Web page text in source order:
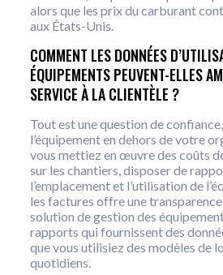
alors que les prix du carburant
aux États-Unis.
COMMENT LES DONNÉES
ÉQUIPEMENTS PEUVENT-ELLES
SERVICE À LA CLIENTÈLE ?
Tout est une question de
l’équipement en dehors de votre
vous mettiez en œuvre des coûts
sur les chantiers, disposer de
l’emplacement et l’utilisation de
les factures offre une
solution de gestion des
rapports qui fournissent des
que vous utilisiez des modèles de
quotidiens.